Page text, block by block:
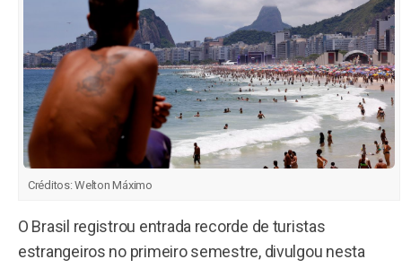
Créditos: Welton Máximo
O Brasil registrou entrada recorde de turistas
estrangeiros no primeiro semestre, divulgou nesta